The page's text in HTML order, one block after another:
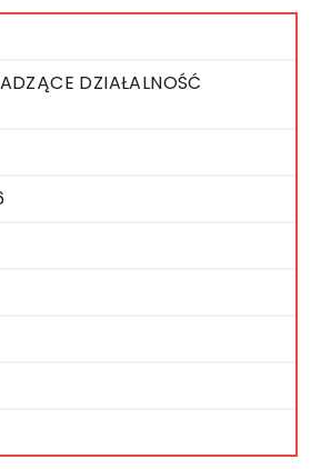
DZIAŁALNOŚĆ